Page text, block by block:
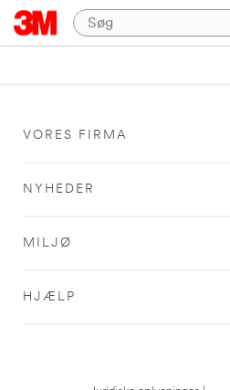
VORES FIRMA
NYHEDER
MILJØ
HJÆLP